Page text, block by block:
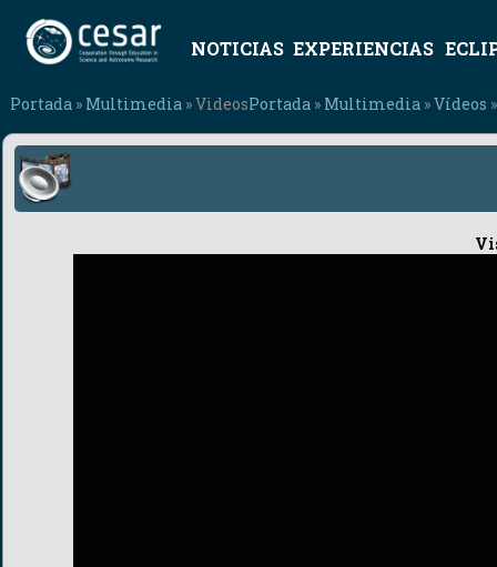
NOTICIAS EXPERIENCIAS
Portada » Multimedia » VideosPortada » Multimedia »Vídeos